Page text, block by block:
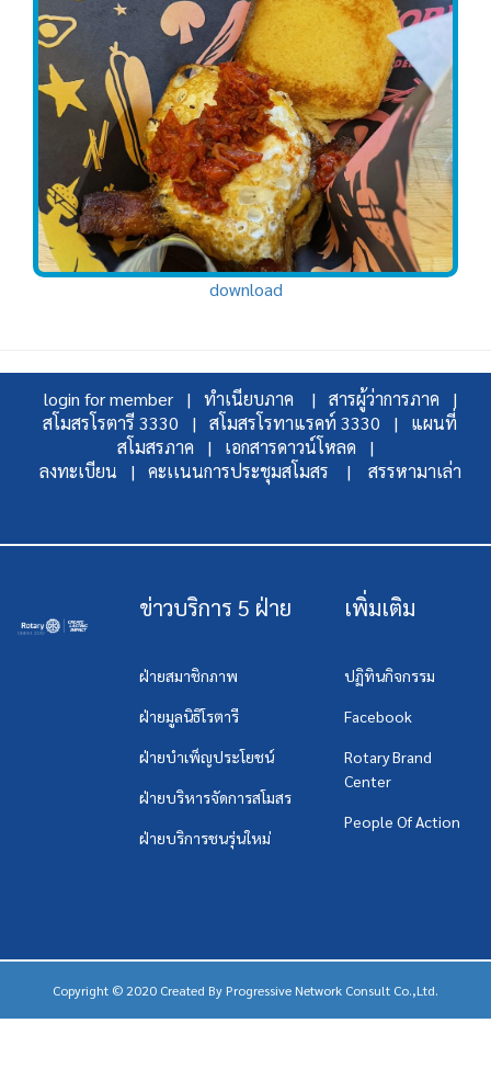
download
login for member | ทำเนียบภาค |
สารผู้ว่าการภาค |
สโมสรโรตารี 3330 |
สโมสรโรทาแรคท์ 3330 |
แผนที่
สโมสรภาค |
เอกสารดาวน์โหลด |
ลงทะเบียน |
คะเเนนการประชุมสโมสร | สรรหามาเล่า
ข่าวบริการ 5 ฝ่าย
ฝ่ายสมาชิกภาพ
ฝ่ายมูลนิธิโรตารี
ฝ่ายบำเพ็ญประโยชน์
ฝ่ายบริหารจัดการสโมสร
ฝ่ายบริการชนรุ่นใหม่
เพิ่มเติม
ปฏิทินกิจกรรม
Facebook
Rotary Brand
Center
People Of Action
Copyright © 2020 Created By Progressive Network Consult Co.,Ltd.